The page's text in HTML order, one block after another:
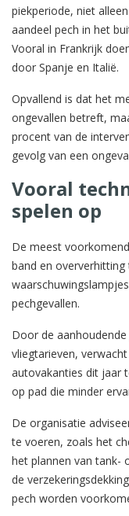
piekperiode, niet
aandeel pech in het
Vooral in Frankrijk
door Spanje en Italië.
Opvallend is dat het
ongevallen betreft,
procent van de
gevolg van een
Vooral
spelen op
De meest
band en
pechgevallen.
Door de
vliegtarieven,
autovakanties dit jaar
op pad die minder
De organisatie
te voeren, zoals het
het plannen van tank-
de
pech worden